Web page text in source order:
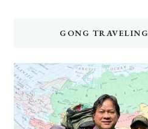
GONG TRAVELING